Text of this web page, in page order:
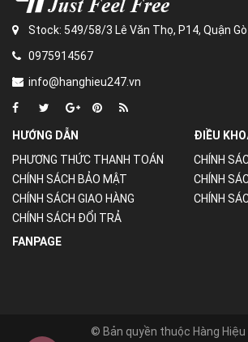
Stock: 549/58/3 Lê Văn Thọ, P14, Quận Gò
0975914567
info@hanghieu247.vn
HƯỚNG DẪN
PHƯƠNG THỨC THANH TOÁN
CHÍNH SÁCH BẢO MẬT
CHÍNH SÁCH GIAO HÀNG
CHÍNH SÁCH ĐỔI TRẢ
ĐIỀU
CHÍNH
CHÍNH
CHÍNH
FANPAGE
© Bản quyền thuộc Hàng